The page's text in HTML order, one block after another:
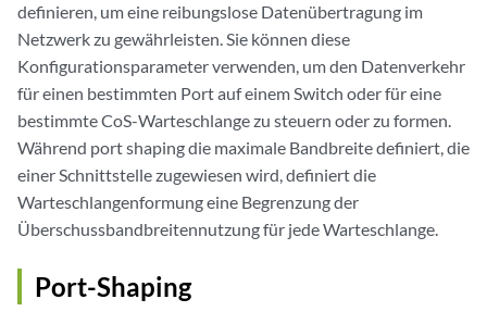
definieren, um eine reibungslose Datenübertragung im
Netzwerk zu gewährleisten. Sie können diese
Konfigurationsparameter verwenden, um den Datenverkehr
für einen bestimmten Port auf einem Switch oder für eine
bestimmte CoS-Warteschlange zu steuern oder zu formen.
Während port shaping die maximale Bandbreite definiert, die
einer Schnittstelle zugewiesen wird, definiert die
Warteschlangenformung eine Begrenzung der
Überschussbandbreitennutzung für jede Warteschlange.
Port-Shaping